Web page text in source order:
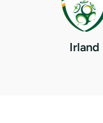
Irland